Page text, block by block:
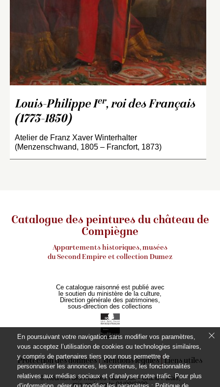
Louis-Philippe Ier, roi des Français
(1773-1850)
Atelier de Franz Xaver Winterhalter
(Menzenschwand, 1805 – Francfort, 1873)
Catalogue des peintures du château de
Compiègne
Appartements historiques, musées
du Second Empire et collection Dumez
Ce catalogue raisonné est publié avec
le soutien du ministère de la culture,
Direction générale des patrimoines,
sous-direction des collections
Protection des données Mentions légales Liens utiles
© Réunion des musées nationaux - Grand Palais,
mis en ligne le 01/09/2020
En poursuivant votre navigation sans modifier vos paramètres,
vous acceptez l’utilisation de cookies ou technologies similaires,
y compris de partenaires tiers pour nous permettre de
personnaliser les annonces, les contenus, les fonctionnalités
relatives aux médias sociaux et d’analyser notre trafic. Pour plus